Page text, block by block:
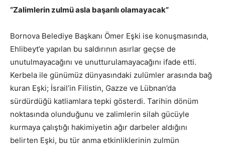
“Zalimlerin zulmü asla başarılı olamayacak”
Bornova Belediye Başkanı Ömer Eşki ise konuşmasında,
Ehlibeyt’e yapılan bu saldırının asırlar geçse de
unutulmayacağını ve unutturulamayacağını ifade etti.
Kerbela ile günümüz dünyasındaki zulümler arasında bağ
kuran Eşki; İsrail’in Filistin, Gazze ve Lübnan’da
sürdürdüğü katliamlara tepki gösterdi. Tarihin dönüm
noktasında olunduğunu ve zalimlerin silah gücüyle
kurmaya çalıştığı hakimiyetin ağır darbeler aldığını
belirten Eşki, bu tür anma etkinliklerinin zulmün